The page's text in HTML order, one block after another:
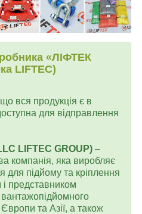
«ЛІФТЕК
LIFTEC)
вся продукція є в
для відправлення
LIFTEC GROUP) –
компанія, яка виробляє
для підйому та кріплення
представником
та Азії, а також